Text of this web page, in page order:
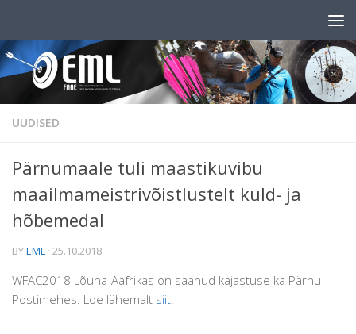
UUDISED
Pärnumaale tuli maastikuvibu
maailmameistrivõistlustelt kuld- ja
hõbemedal
BYEML · 25.10.2018
WFAC2018 Lõuna-Aafrikas on saanud kajastuse ka Pärnu
Postimehes. Loe lähemalt siit.